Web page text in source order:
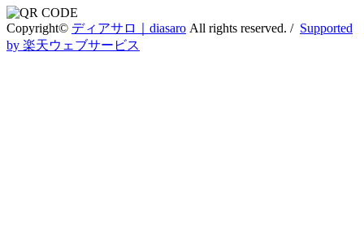
Copyright© ディアサロ｜diasaro All rights reserved. / Supported
by 楽天ウェブサービス